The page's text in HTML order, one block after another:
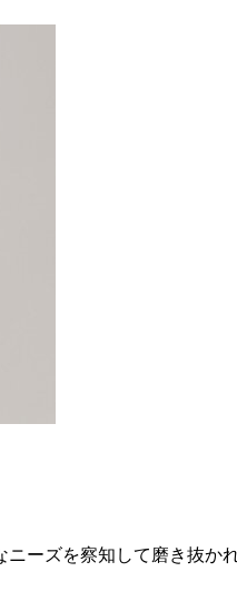
ーズを察知して磨き抜か